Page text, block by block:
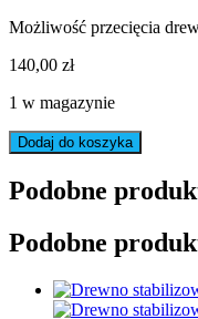
Możliwość przecięcia
140,00 zł
1 w magazynie
ilość
Drewno
Stabilizowane
BL994
Dodaj do koszyka
Podobne
Podobne